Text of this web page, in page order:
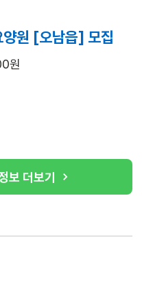
원 [오남읍] 모집
원
보 더보기